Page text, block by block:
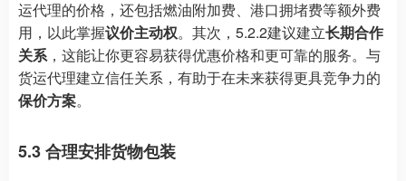
运代理的价格，还包括燃油附加费、港口拥堵费等额外费
用，以此掌握议价主动权。其次，5.2.2建议建立长期合作
关系，这能让你更容易获得优惠价格和更可靠的服务。与
货运代理建立信任关系，有助于在未来获得更具竞争力的
保价方案。
5.3 合理安排货物包装